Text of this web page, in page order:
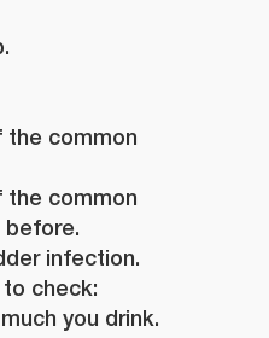
the common
the common
before.
infection.
check:
you drink.